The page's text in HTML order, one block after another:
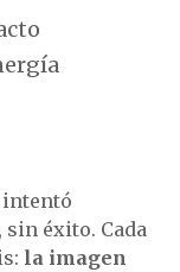
intentó
éxito. Cada
la imagen